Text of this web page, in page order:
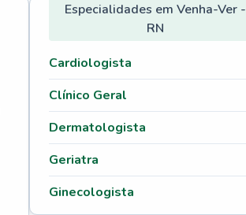
Especialidades em Venha-Ver -
RN
Cardiologista
Clínico Geral
Dermatologista
Geriatra
Ginecologista